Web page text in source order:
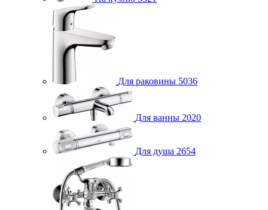
Для раковины 5036
Для ванны 2020
Для душа 2654